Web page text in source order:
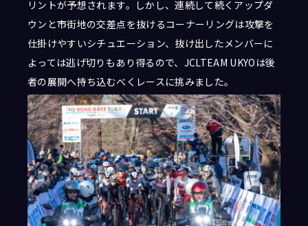
リントが予想されます。しかし、連続して続くアップダ
ウンと市街地の交差点を抜けるコーナーリングは攻撃を
仕掛けやすいシチュエーション、抜け出したメンバーに
よっては逃げ切りもあり得るので、JCLTEAM UKYOは後
者の展開へ持ち込むべくレースに挑みました。